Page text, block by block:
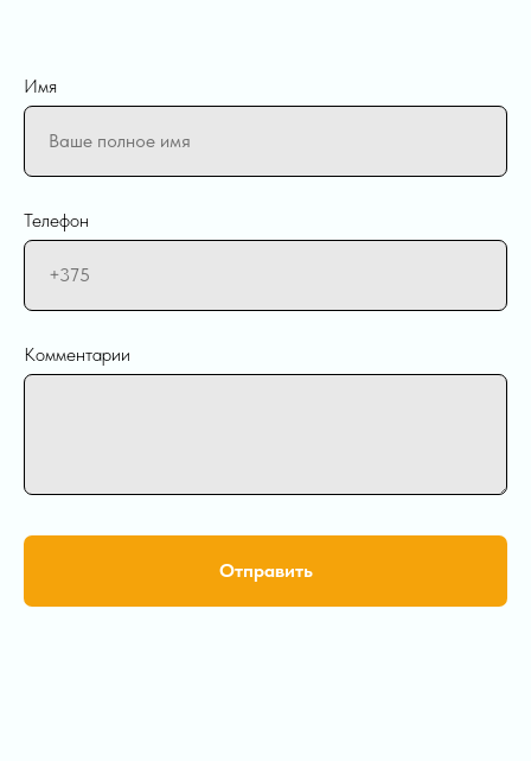
Имя
Телефон
Комментарии
Отправить